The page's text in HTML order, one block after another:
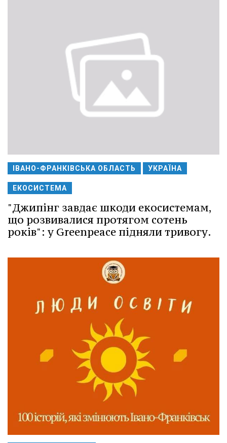
ІВАНО-ФРАНКІВСЬКА ОБЛАСТЬ УКРАЇНА
ЕКОСИСТЕМА
"Джипінг завдає шкоди екосистемам,
що розвивалися протягом сотень
років": у Greenpeace підняли тривогу.